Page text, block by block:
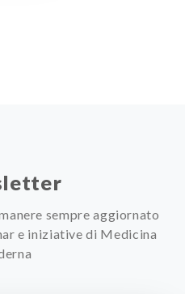
sempre aggiornato
e iniziative di Medicina